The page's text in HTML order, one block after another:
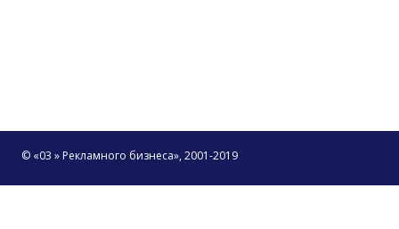
© «03 » Рекламного бизнеса», 2001-2019